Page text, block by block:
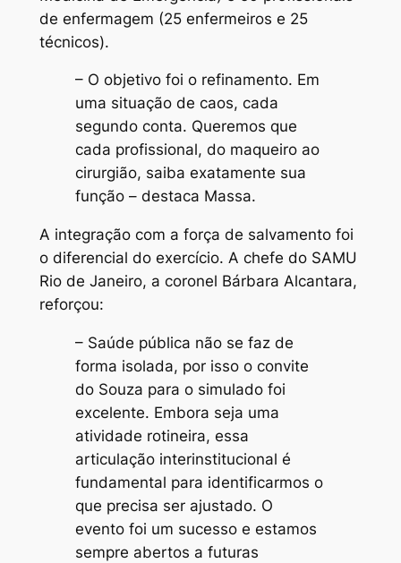
de enfermagem (25 enfermeiros e 25
técnicos).
– O objetivo foi o refinamento. Em
uma situação de caos, cada
segundo conta. Queremos que
cada profissional, do maqueiro ao
cirurgião, saiba exatamente sua
função – destaca Massa.
A integração com a força de salvamento foi
o diferencial do exercício. A chefe do SAMU
Rio de Janeiro, a coronel Bárbara Alcantara,
reforçou:
– Saúde pública não se faz de
forma isolada, por isso o convite
do Souza para o simulado foi
excelente. Embora seja uma
atividade rotineira, essa
articulação interinstitucional é
fundamental para identificarmos o
que precisa ser ajustado. O
evento foi um sucesso e estamos
sempre abertos a futuras